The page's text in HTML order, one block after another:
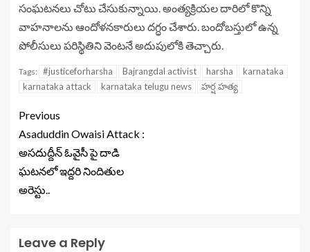
సంఘటనలు చోటు చేసుకున్నాయి. అంత్యక్రియల దారిలో కొన్ని
వాహనాలను ఆందోళనకారులు దగ్ధం చేశారు. బందోబస్తులో ఉన్న
పోలీసులు పరిస్థితిని వెంటనే అదుపులోకి తెచ్చారు.
Tags: #justiceforharsha Bajrangdal activist harsha
karnataka
karnataka attack
karnataka telugu news హర్ష హత్య
Previous
Asaduddin Owaisi Attack :
అసదుద్దీన్ ఓవైసీ పై దాడి
ఘటనలో ఇద్దరి నిందితుల
అరెస్టు..
Leave a Reply